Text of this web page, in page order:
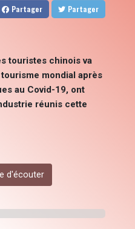
Partager Partager
touristes chinois va
mondial après
au Covid-19, ont
réunis cette
d'écouter